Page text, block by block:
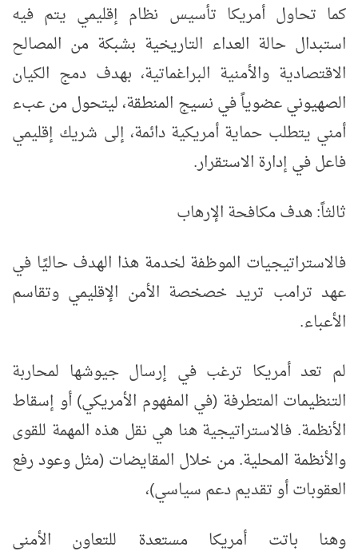
كما تحاول أمريكا تأسيس نظام إقليمي يتم فيه
استبدال حالة العداء التاريخية بشبكة من المصالح
الاقتصادية والأمنية البراغماتية، بهدف دمج الكيان
الصهيوني عضوياً في نسيج المنطقة، ليتحول من عبء
أمني يتطلب حماية أمريكية دائمة، إلى شريك إقليمي
فاعل في إدارة الاستقرار.
ثالثاً: هدف مكافحة الإرهاب
فالاستراتيجيات الموظفة لخدمة هذا الهدف حاليًا في
عهد ترامب تريد خصخصة الأمن الإقليمي وتقاسم
الأعباء.
لم تعد أمريكا ترغب في إرسال جيوشها لمحاربة
التنظيمات المتطرفة (في المفهوم الأمريكي) أو إسقاط
الأنظمة. فالاستراتيجية هنا هي نقل هذه المهمة للقوى
والأنظمة المحلية. من خلال المقايضات (مثل وعود رفع
العقوبات أو تقديم دعم سياسي)،
وهنا باتت أمريكا مستعدة للتعاون الأمني